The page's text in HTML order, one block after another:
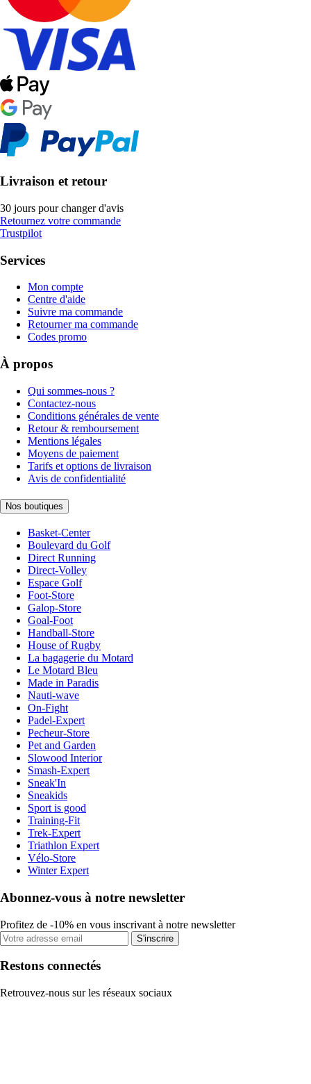
Livraison et retour
30 jours pour changer d'avis
Retournez votre commande
Trustpilot
Services
Mon compte
Centre d'aide
Suivre ma commande
Retourner ma commande
Codes promo
À propos
Qui sommes-nous ?
Contactez-nous
Conditions générales de vente
Retour & remboursement
Mentions légales
Moyens de paiement
Tarifs et options de livraison
Avis de confidentialité
Nos boutiques
Basket-Center
Boulevard du Golf
Direct Running
Direct-Volley
Espace Golf
Foot-Store
Galop-Store
Goal-Foot
Handball-Store
House of Rugby
La bagagerie du Motard
Le Motard Bleu
Made in Paradis
Nauti-wave
On-Fight
Padel-Expert
Pecheur-Store
Pet and Garden
Slowood Interior
Smash-Expert
Sneak'In
Sneakids
Sport is good
Training-Fit
Trek-Expert
Triathlon Expert
Vélo-Store
Winter Expert
Abonnez-vous à notre newsletter
Profitez de -10% en vous inscrivant à notre newsletter
S'inscrire
Restons connectés
Retrouvez-nous sur les réseaux sociaux